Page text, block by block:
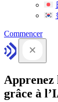
Commencer
Apprenez
grâce à